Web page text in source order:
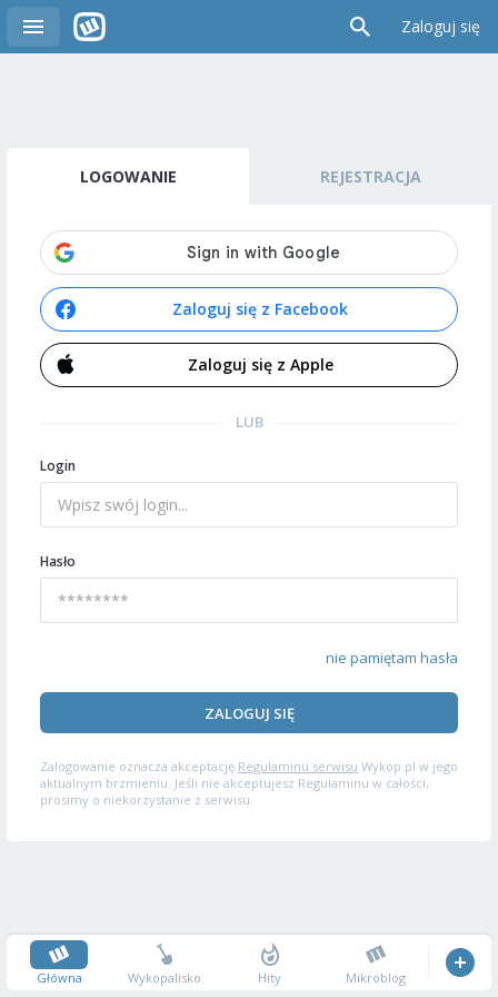
Zaloguj się
LOGOWANIE REJESTRACJA
Zaloguj się z Facebook
Zaloguj się z Apple
LUB
Login
Hasło
nie pamiętam hasła
ZALOGUJ SIĘ
Zalogowanie oznacza akceptację Regulaminu serwisu Wykop.pl w jego
aktualnym brzmieniu. Jeśli nie akceptujesz Regulaminu w całości,
prosimy o niekorzystanie z serwisu.
Główna Wykopalisko Hity Mikroblog